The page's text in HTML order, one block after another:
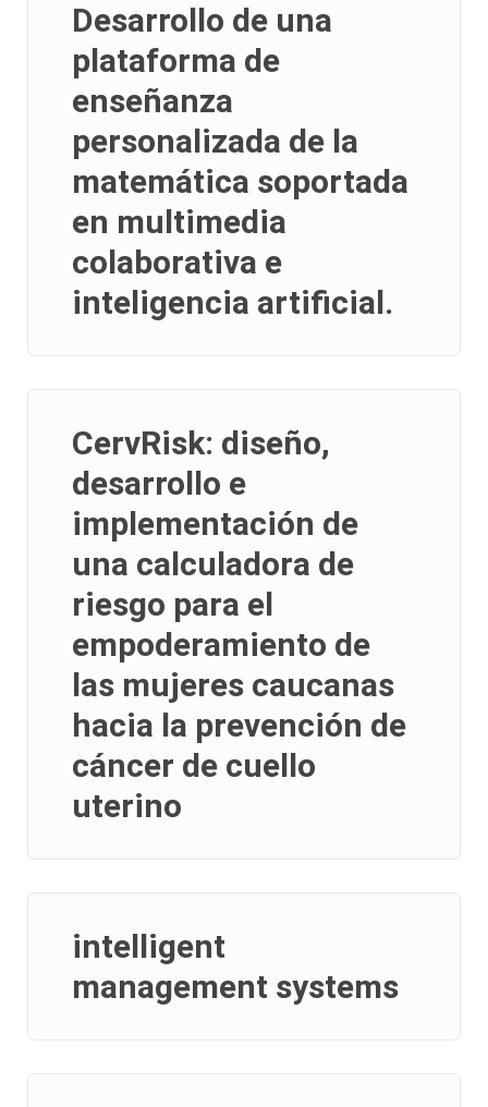
Desarrollo de una
plataforma de
enseñanza
personalizada de la
matemática soportada
en multimedia
colaborativa e
inteligencia artificial.
CervRisk: diseño,
desarrollo e
implementación de
una calculadora de
riesgo para el
empoderamiento de
las mujeres caucanas
hacia la prevención de
cáncer de cuello
uterino
intelligent
management systems